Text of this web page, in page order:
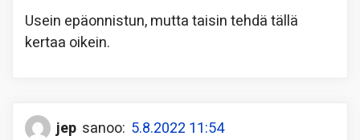
Usein epäonnistun, mutta taisin tehdä tällä
kertaa oikein.
jep sanoo: 5.8.2022 11:54